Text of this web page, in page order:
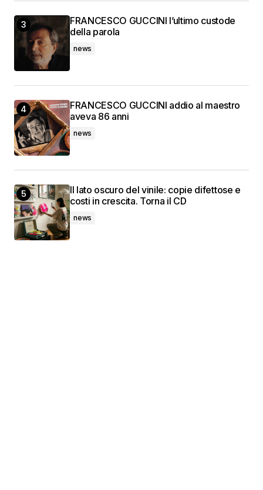
FRANCESCO GUCCINI l’ultimo custode
della parola
news
FRANCESCO GUCCINI addio al maestro
aveva 86 anni
news
Il lato oscuro del vinile: copie difettose e
costi in crescita. Torna il CD
news